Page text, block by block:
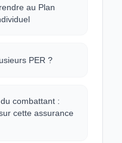
au Plan
PER ?
combattant :
cette assurance